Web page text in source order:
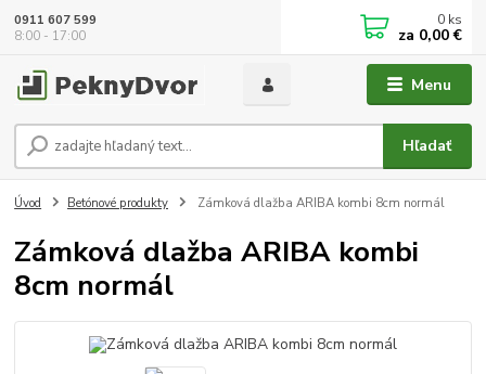
Menu
Hľadať
0911 607 599
8:00 - 17:00
0 ks
za 0,00 €
Úvod Betónové produkty Zámková dlažba ARIBA kombi 8cm normál
Zámková dlažba ARIBA kombi
8cm normál